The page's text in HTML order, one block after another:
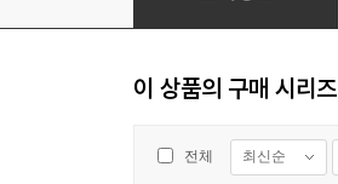
이 상품의 구매 시리즈
전체 최신순